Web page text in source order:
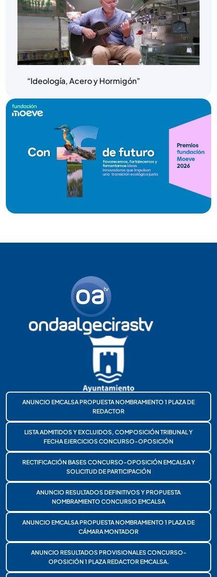
“Ideología, Acero y Hormigón”
ANUNCIO EMCALSA PROPUESTA NOMBRAMIENTO 1 PLAZA DE
REDACTOR
LISTA ADMITIDOS Y EXCLUIDOS, COMPOSICIÓN TRIBUNAL Y
FECHA EJERCICIOS CONCURSO-OPOSICIÓN
RECTIFICACIÓN BASES CONCURSO-OPOSICIÓN EMCALSA Y
SOLICITUD DE PARTICIPACIÓN
ANUNCIO RESULTADOS DEFINITIVOS Y PROPUESTA
NOMBRAMIENTO CONCURSO EMCALSA
ANUNCIO EMCALSA PROPUESTA NOMBRAMIENTO 1 PLAZA DE
CÁMARA MONTADOR
ANUNCIO RESULTADOS PROVISIONALES CONCURSO-
OPOSICIÓN 1 PLAZA REDACTOR EMCALSA.